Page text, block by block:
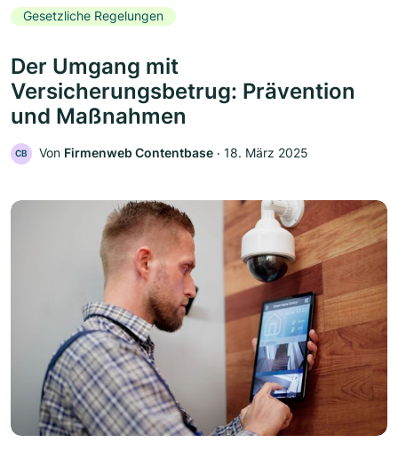
Gesetzliche Regelungen
Der Umgang mit
Versicherungsbetrug: Prävention
und Maßnahmen
CB Von Firmenweb Contentbase ‧ 18. März 2025